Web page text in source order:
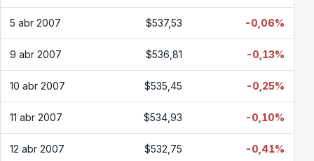
5 abr 2007 $537,53 -0,06%
9 abr 2007 $536,81 -0,13%
10 abr 2007 $535,45 -0,25%
11 abr 2007 $534,93 -0,10%
12 abr 2007 $532,75 -0,41%